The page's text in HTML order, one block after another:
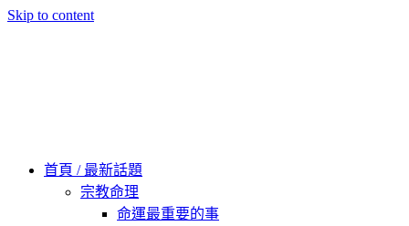
Skip to content
首頁 / 最新話題
宗教命理
命運最重要的事